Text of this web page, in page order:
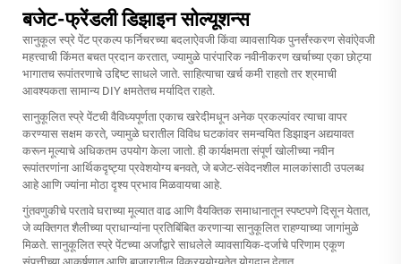
बजेट-फ्रेंडली डिझाइन सोल्यूशन्स
सानुकूल स्प्रे पेंट प्रकल्प फर्निचरच्या बदलाऐवजी किंवा व्यावसायिक पुनर्संस्करण सेवांऐवजी
महत्त्वाची किंमत बचत प्रदान करतात, ज्यामुळे पारंपारिक नवीनीकरण खर्चाच्या एका छोट्या
भागातच रूपांतरणाचे उद्दिष्ट साधले जाते. साहित्याचा खर्च कमी राहतो तर श्रमाची
आवश्यकता सामान्य DIY क्षमतेतच मर्यादित राहते.
सानुकूलित स्प्रे पेंटची वैविध्यपूर्णता एकाच खरेदीमधून अनेक प्रकल्पांवर त्याचा वापर
करण्यास सक्षम करते, ज्यामुळे घरातील विविध घटकांवर समन्वयित डिझाइन अद्ययावत
करून मूल्याचे अधिकतम उपयोग केला जातो. ही कार्यक्षमता संपूर्ण खोलीच्या नवीन
रूपांतरणांना आर्थिकदृष्ट्या प्रवेशयोग्य बनवते, जे बजेट-संवेदनशील मालकांसाठी उपलब्ध
आहे आणि ज्यांना मोठा दृश्य प्रभाव मिळवायचा आहे.
गुंतवणुकीचे परतावे घराच्या मूल्यात वाढ आणि वैयक्तिक समाधानातून स्पष्टपणे दिसून येतात,
जे व्यक्तिगत शैलीच्या प्राधान्यांना प्रतिबिंबित करणाऱ्या सानुकूलित राहण्याच्या जागांमुळे
मिळते. सानुकूलित स्प्रे पेंटच्या अर्जांद्वारे साधलेले व्यावसायिक-दर्जाचे परिणाम एकूण